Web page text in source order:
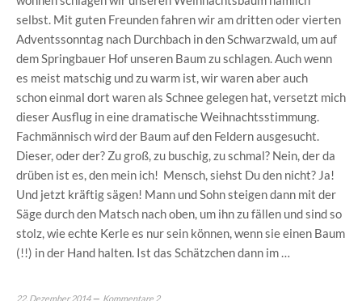
selbst. Mit guten Freunden fahren wir am dritten oder vierten
Adventssonntag nach Durchbach in den Schwarzwald, um auf
dem Springbauer Hof unseren Baum zu schlagen. Auch wenn
es meist matschig und zu warm ist, wir waren aber auch
schon einmal dort waren als Schnee gelegen hat, versetzt mich
dieser Ausflug in eine dramatische Weihnachtsstimmung.
Fachmännisch wird der Baum auf den Feldern ausgesucht.
Dieser, oder der? Zu groß, zu buschig, zu schmal? Nein, der da
drüben ist es, den mein ich! Mensch, siehst Du den nicht? Ja!
Und jetzt kräftig sägen! Mann und Sohn steigen dann mit der
Säge durch den Matsch nach oben, um ihn zu fällen und sind so
stolz, wie echte Kerle es nur sein können, wenn sie einen Baum
(!!) in der Hand halten. Ist das Schätzchen dann im …
22. Dezember 2014
Kommentare 2